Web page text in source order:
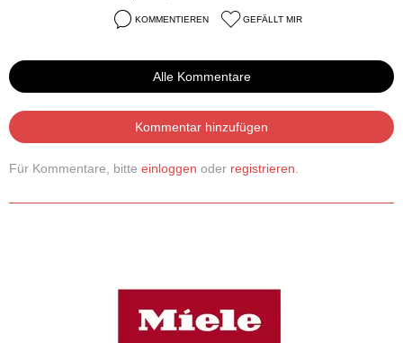
KOMMENTIEREN GEFÄLLT MIR
Alle Kommentare
Kommentar hinzufügen
Für Kommentare, bitte einloggen oder registrieren